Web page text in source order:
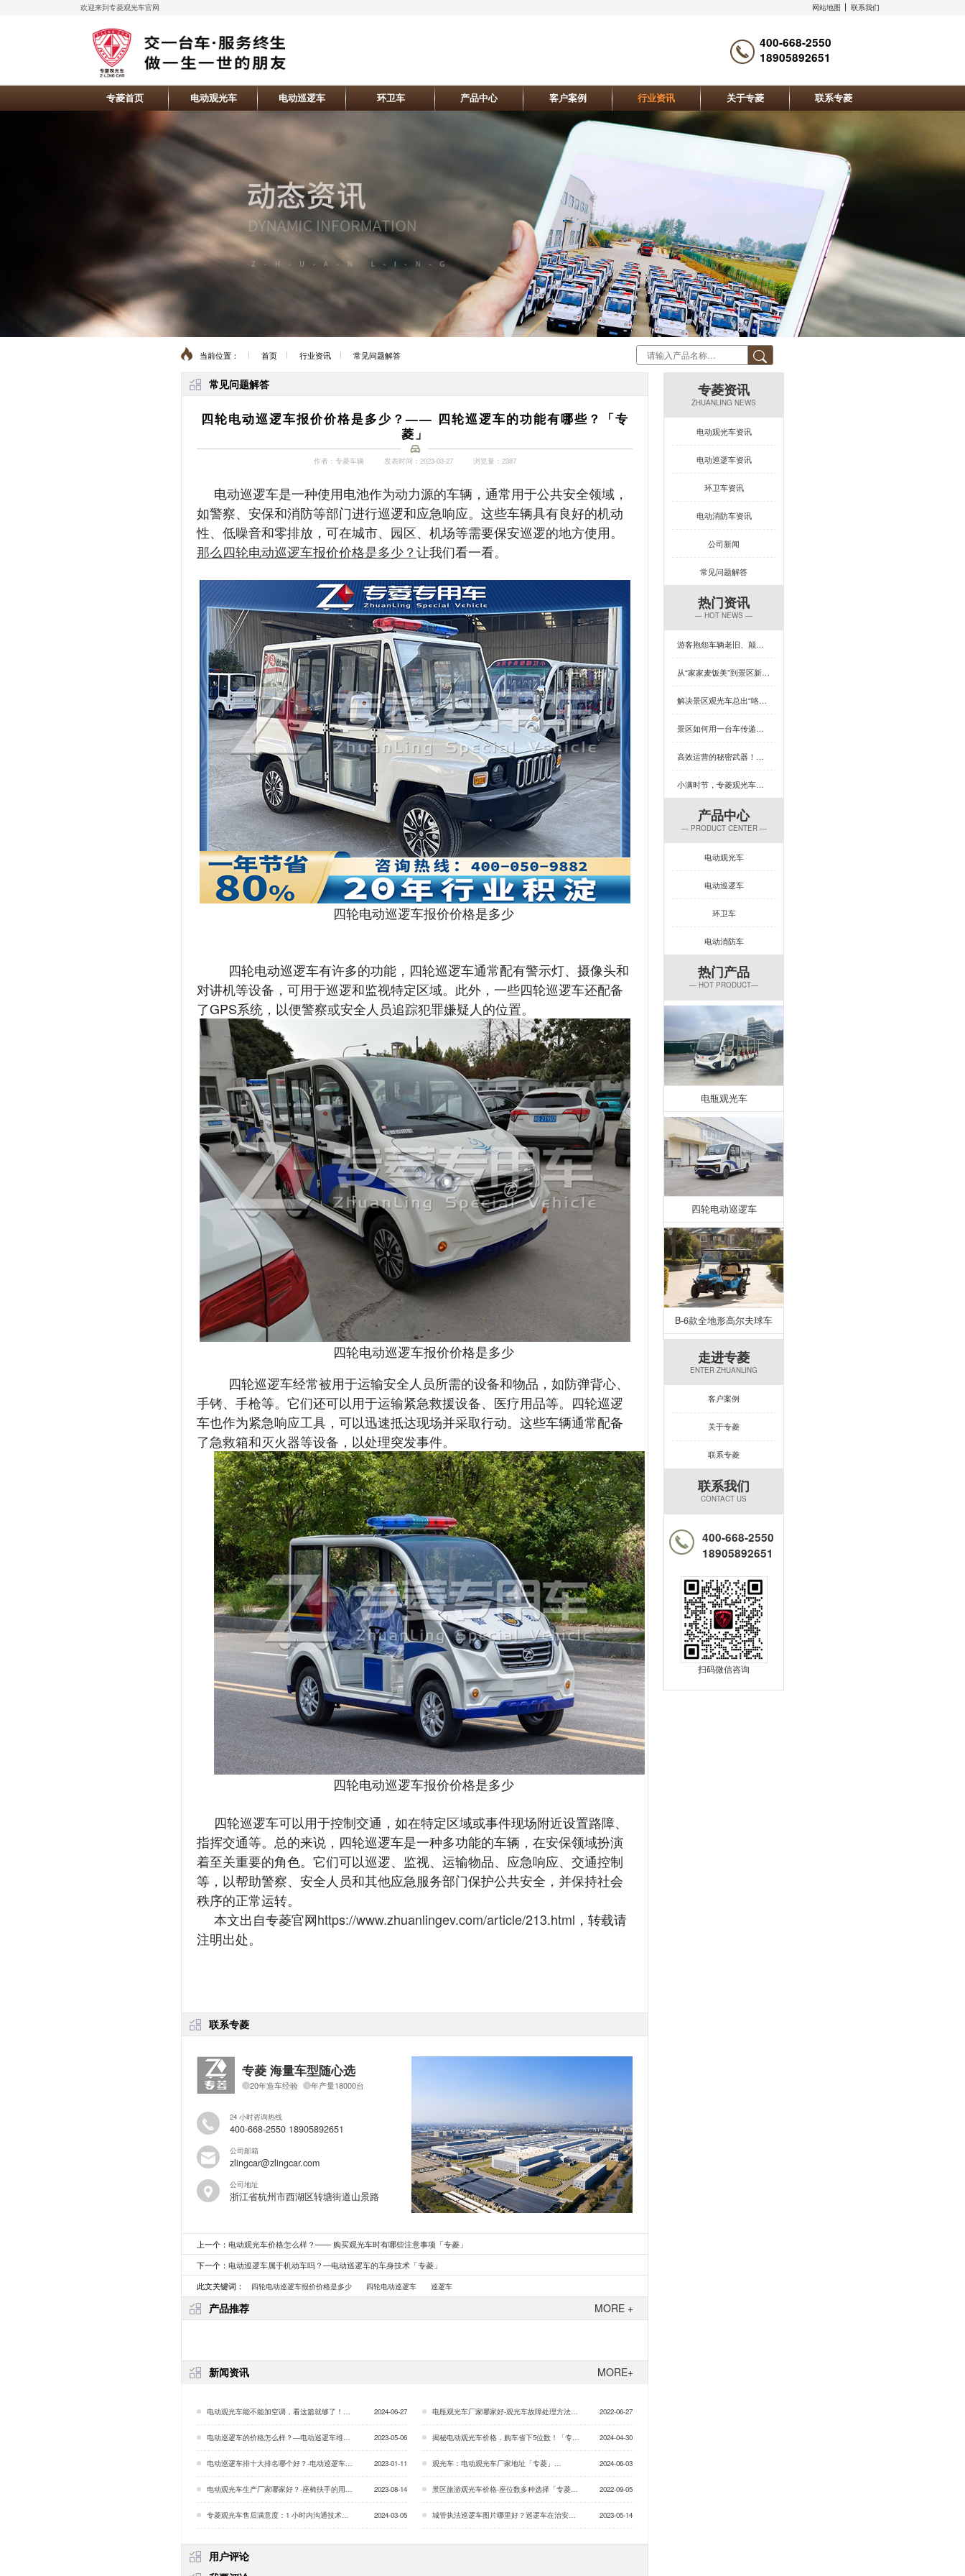
欢迎来到专菱观光车官网 网站地图 联系我们
400-668-2550
18905892651
专菱首页 电动观光车 电动巡逻车 环卫车 产品中心 客户案例 行业资讯 关于专菱 联系专菱
当前位置： 首页 行业资讯 常见问题解答
常见问题解答
四轮电动巡逻车报价价格是多少？—— 四轮巡逻车的功能有哪些？「专
菱」
作者：专菱车辆 发表时间：2023-03-27 浏览量：2387
电动巡逻车是一种使用电池作为动力源的车辆，通常用于公共安全领域，
如警察、安保和消防等部门进行巡逻和应急响应。这些车辆具有良好的机动
性、低噪音和零排放，可在城市、园区、机场等需要保安巡逻的地方使用。
那么四轮电动巡逻车报价价格是多少？让我们看一看。
四轮电动巡逻车报价价格是多少
四轮电动巡逻车有许多的功能，四轮巡逻车通常配有警示灯、摄像头和
对讲机等设备，可用于巡逻和监视特定区域。此外，一些四轮巡逻车还配备
了GPS系统，以便警察或安全人员追踪犯罪嫌疑人的位置。
四轮电动巡逻车报价价格是多少
四轮巡逻车经常被用于运输安全人员所需的设备和物品，如防弹背心、
手铐、手枪等。它们还可以用于运输紧急救援设备、医疗用品等。四轮巡逻
车也作为紧急响应工具，可以迅速抵达现场并采取行动。这些车辆通常配备
了急救箱和灭火器等设备，以处理突发事件。
四轮电动巡逻车报价价格是多少
四轮巡逻车可以用于控制交通，如在特定区域或事件现场附近设置路障、
指挥交通等。总的来说，四轮巡逻车是一种多功能的车辆，在安保领域扮演
着至关重要的角色。它们可以巡逻、监视、运输物品、应急响应、交通控制
等，以帮助警察、安全人员和其他应急服务部门保护公共安全，并保持社会
秩序的正常运转。
本文出自专菱官网 https://www.zhuanlingev.com/article/213.html ，转载请
注明出处。
联系专菱
专菱 海量车型随心选
20年造车经验 年产量18000台
24 小时咨询热线
400-668-2550 18905892651
公司邮箱
zlingcar@zlingcar.com
公司地址
浙江省杭州市西湖区转塘街道山景路
上一个： 电动观光车价格怎么样？—— 购买观光车时有哪些注意事项「专菱」
下一个： 电动巡逻车属于机动车吗？—电动巡逻车的车身技术「专菱」
此文关键词：
四轮电动巡逻车报价价格是多少 四轮电动巡逻车 巡逻车
产品推荐 MORE +
新闻资讯 MORE+
电动观光车能不能加空调，看这篇就够了！「专菱」… 2024-06-27 电瓶观光车厂家哪家好-观光车故障处理方法「专菱」… 2022-06-27
电动巡逻车的价格怎么样？—电动巡逻车维护校园安全「专菱」… 2023-05-06 揭秘电动观光车价格，购车省下5位数！「专菱」… 2024-04-30
电动巡逻车排十大排名哪个好？-电动巡逻车铅酸电池「专菱」… 2023-01-11 观光车：电动观光车厂家地址「专菱」… 2024-06-03
电动观光车生产厂家哪家好？-座椅扶手的用途「专菱」… 2023-08-14 景区旅游观光车价格-座位数多种选择「专菱」… 2022-09-05
专菱观光车售后满意度：1 小时内沟通技术方案… 2024-03-05 城管执法巡逻车图片哪里好？巡逻车在治安巡逻中的作用和意义「专菱」… 2023-05-14
用户评论
专菱资讯
ZHUANLING NEWS
电动观光车资讯
电动巡逻车资讯
环卫车资讯
电动消防车资讯
公司新闻
常见问题解答
热门资讯
— HOT NEWS —
游客抱怨车辆老旧、颠簸？一台让景区复购率飙升的观光车来了！
从“家家麦饭美”到景区新体验，芒种×专菱观光车藏着多少惊喜？
解决景区观光车总出“咯吱响”？竟然可以这样做
景区如何用一台车传递人文关怀？答案藏在专菱观光车的钣金工艺里
高效运营的秘密武器！专菱电动景区观光车赋能景区服务升级
小满时节，专菱观光车钣金品质引领出行新体验
产品中心
— PRODUCT CENTER —
电动观光车
电动巡逻车
环卫车
电动消防车
热门产品
— HOT PRODUCT—
电瓶观光车
四轮电动巡逻车
B-6款全地形高尔夫球车
走进专菱
ENTER ZHUANLING
客户案例
关于专菱
联系专菱
联系我们
CONTACT US
400-668-2550
18905892651
扫码微信咨询